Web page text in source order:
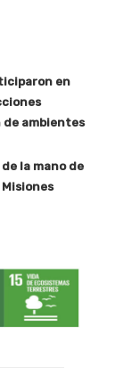
en
ambientes
la mano de
Misiones